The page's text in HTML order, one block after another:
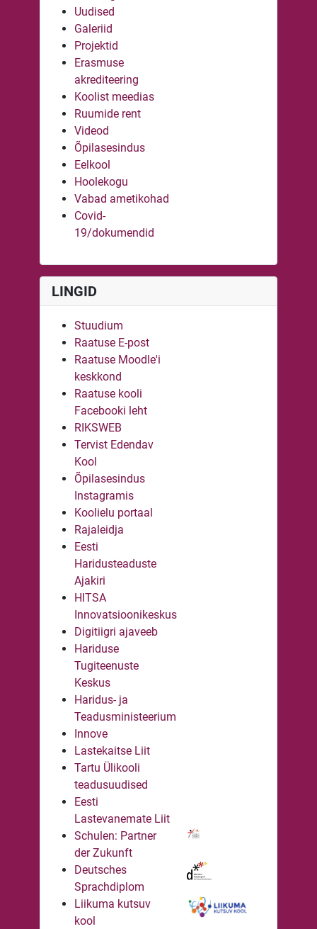
Uudised
Galeriid
Projektid
Erasmuse
akrediteering
Koolist meedias
Ruumide rent
Videod
Õpilasesindus
Eelkool
Hoolekogu
Vabad ametikohad
Covid-
19/dokumendid
LINGID
Stuudium
Raatuse E-post
Raatuse Moodle'i
keskkond
Raatuse kooli
Facebooki leht
RIKSWEB
Tervist Edendav
Kool
Õpilasesindus
Instagramis
Koolielu portaal
Rajaleidja
Eesti
Haridusteaduste
Ajakiri
HITSA
Innovatsioonikeskus
Digitiigri ajaveeb
Hariduse
Tugiteenuste
Keskus
Haridus- ja
Teadusministeerium
Innove
Lastekaitse Liit
Tartu Ülikooli
teadusuudised
Eesti
Lastevanemate Liit
Schulen: Partner
der Zukunft
Deutsches
Sprachdiplom
Liikuma kutsuv
kool